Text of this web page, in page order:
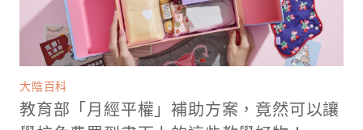
大陰百科
教育部「月經平權」補助方案，竟然可以讓